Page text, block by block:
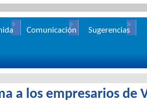
a los empresarios de
Comunicación Sugerencias